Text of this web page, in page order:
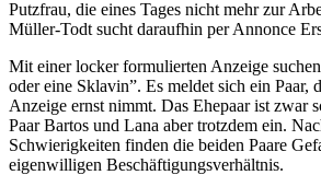
Putzfrau, die eines Tages nicht mehr zur
Müller-Todt sucht daraufhin per Annonce
Mit einer locker formulierten Anzeige
oder eine Sklavin”. Es meldet sich ein Paar,
Anzeige ernst nimmt. Das Ehepaar ist zwar
Paar Bartos und Lana aber trotzdem ein.
Schwierigkeiten finden die beiden Paare
eigenwilligen Beschäftigungsverhältnis.